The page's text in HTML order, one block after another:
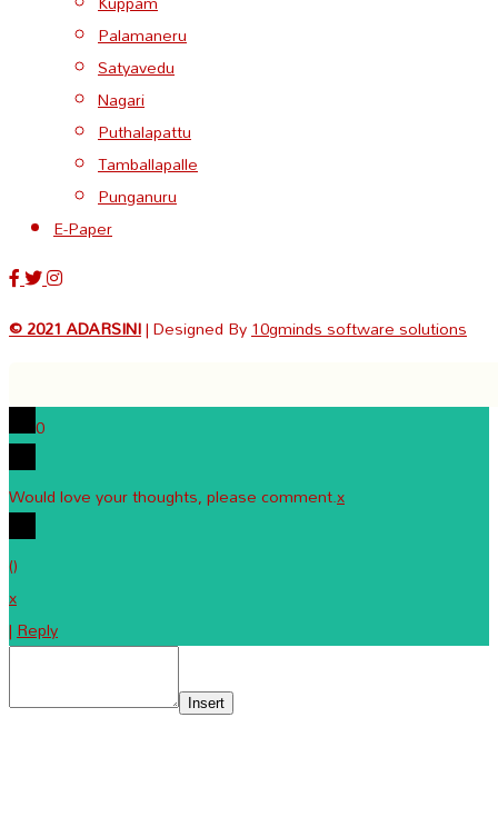
Palamaneru
Satyavedu
Nagari
Puthalapattu
Tamballapalle
Punganuru
E-Paper
© 2021 ADARSINI| Designed By10gminds software solutions
0
Would love your thoughts, please comment.x
()
x
|Reply
Insert